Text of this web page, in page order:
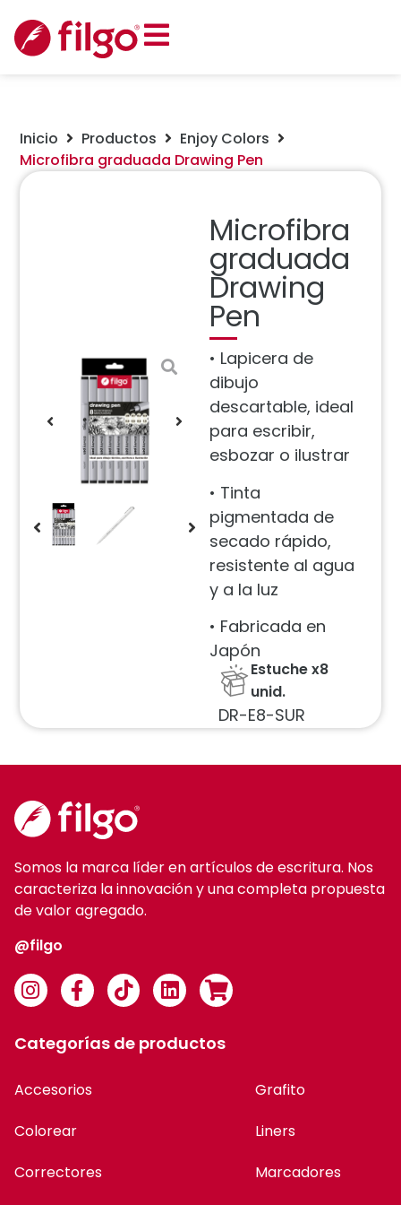
Inicio Productos
Enjoy Colors
Microfibra graduada Drawing Pen
Microfibra
graduada
Drawing
Pen
• Lapicera de
dibujo
descartable, ideal
para escribir,
esbozar o ilustrar
• Tinta
pigmentada de
secado rápido,
resistente al agua
y a la luz
• Fabricada en
Japón
Estuche x8
unid.
DR-E8-SUR
Somos la marca líder en artículos de escritura. Nos
caracteriza la innovación y una completa propuesta
de valor agregado.
@filgo
Categorías de productos
Accesorios
Colorear
Correctores
Grafito
Liners
Marcadores